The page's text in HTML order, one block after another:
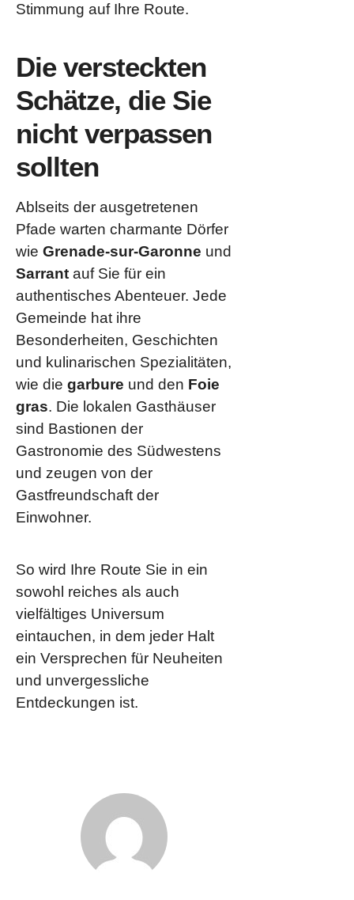
Stimmung auf Ihre Route.
Die versteckten
Schätze, die Sie
nicht verpassen
sollten
Ablseits der ausgetretenen
Pfade warten charmante Dörfer
wie Grenade-sur-Garonne und
Sarrant auf Sie für ein
authentisches Abenteuer. Jede
Gemeinde hat ihre
Besonderheiten, Geschichten
und kulinarischen Spezialitäten,
wie die garbure und den Foie
gras. Die lokalen Gasthäuser
sind Bastionen der
Gastronomie des Südwestens
und zeugen von der
Gastfreundschaft der
Einwohner.
So wird Ihre Route Sie in ein
sowohl reiches als auch
vielfältiges Universum
eintauchen, in dem jeder Halt
ein Versprechen für Neuheiten
und unvergessliche
Entdeckungen ist.